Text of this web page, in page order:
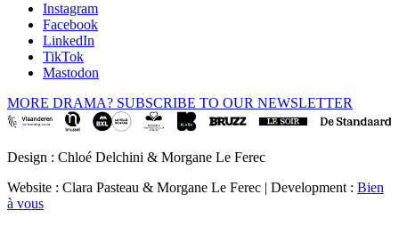
Instagram
Facebook
LinkedIn
TikTok
Mastodon
MORE DRAMA? SUBSCRIBE TO OUR NEWSLETTER
Design : Chloé Delchini & Morgane Le Ferec
Website : Clara Pasteau & Morgane Le Ferec | Development : Bien
à vous